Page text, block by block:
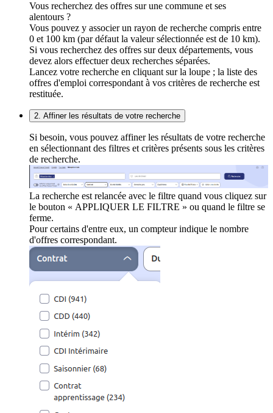
Vous recherchez des offres sur une commune et ses
alentours ?
Vous pouvez y associer un rayon de recherche compris entre
0 et 100 km (par défaut la valeur sélectionnée est de 10 km).
Si vous recherchez des offres sur deux départements, vous
devez alors effectuer deux recherches séparées.
Lancez votre recherche en cliquant sur la loupe ; la liste des
offres d'emploi correspondant à vos critères de recherche est
restituée.
2. Affiner les résultats de votre recherche
Si besoin, vous pouvez affiner les résultats de votre recherche
en sélectionnant des filtres et critères présents sous les critères
de recherche.
La recherche est relancée avec le filtre quand vous cliquez sur
le bouton « APPLIQUER LE FILTRE » ou quand le filtre se
ferme.
Pour certains d'entre eux, un compteur indique le nombre
d'offres correspondant.